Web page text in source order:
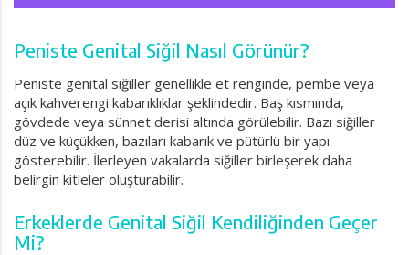
Peniste Genital Siğil Nasıl Görünür?
Peniste genital siğiller genellikle et renginde, pembe veya
açık kahverengi kabarıklıklar şeklindedir. Baş kısmında,
gövdede veya sünnet derisi altında görülebilir. Bazı siğiller
düz ve küçükken, bazıları kabarık ve pütürlü bir yapı
gösterebilir. İlerleyen vakalarda siğiller birleşerek daha
belirgin kitleler oluşturabilir.
Erkeklerde Genital Siğil Kendiliğinden Geçer
Mi?